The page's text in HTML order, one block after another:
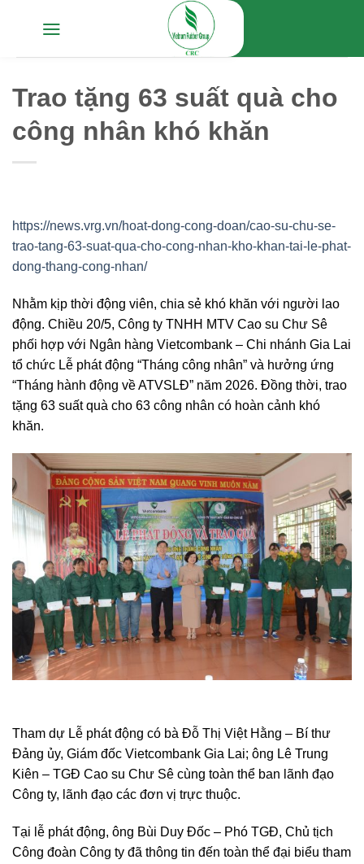
Trao tặng 63 suất quà cho
công nhân khó khăn
https://news.vrg.vn/hoat-dong-cong-doan/cao-su-chu-se-
trao-tang-63-suat-qua-cho-cong-nhan-kho-khan-tai-le-phat-
dong-thang-cong-nhan/
Nhằm kịp thời động viên, chia sẻ khó khăn với người lao
động. Chiều 20/5, Công ty TNHH MTV Cao su Chư Sê
phối hợp với Ngân hàng Vietcombank – Chi nhánh Gia Lai
tổ chức Lễ phát động “Tháng công nhân” và hưởng ứng
“Tháng hành động về ATVSLĐ” năm 2026. Đồng thời, trao
tặng 63 suất quà cho 63 công nhân có hoàn cảnh khó
khăn.
Tham dự Lễ phát động có bà Đỗ Thị Việt Hằng – Bí thư
Đảng ủy, Giám đốc Vietcombank Gia Lai; ông Lê Trung
Kiên – TGĐ Cao su Chư Sê cùng toàn thể ban lãnh đạo
Công ty, lãnh đạo các đơn vị trực thuộc.
Tại lễ phát động, ông Bùi Duy Đốc – Phó TGĐ, Chủ tịch
Công đoàn Công ty đã thông tin đến toàn thể đại biểu tham